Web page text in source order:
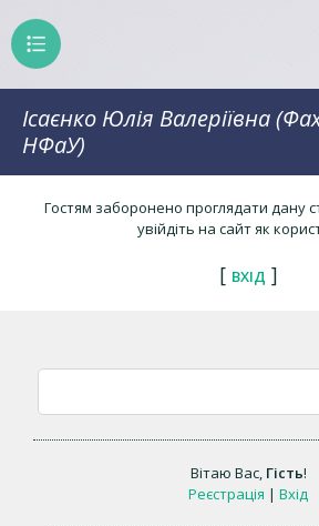
Ісаєнко Юлія Валеріївна
НФаУ)
Гостям заборонено проглядати дану
увійдіть на сайт як
[ ВХІД ]
Вітаю Вас, Гість!
Реєстрація | Вхід